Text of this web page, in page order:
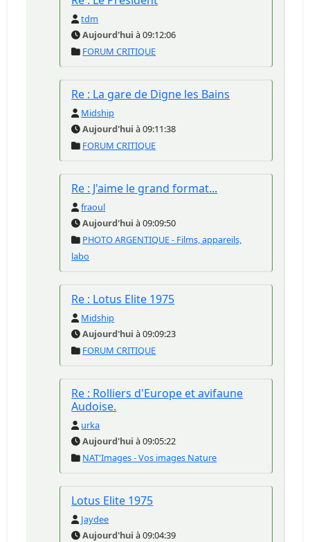
tdm
Aujourd'hui à 09:12:06
FORUM CRITIQUE
Re : La gare de Digne les Bains
Midship
Aujourd'hui à 09:11:38
FORUM CRITIQUE
Re : J'aime le grand format...
fraoul
Aujourd'hui à 09:09:50
PHOTO ARGENTIQUE - Films, appareils,
labo
Re : Lotus Elite 1975
Midship
Aujourd'hui à 09:09:23
FORUM CRITIQUE
Re : Rolliers d'Europe et avifaune
Audoise.
urka
Aujourd'hui à 09:05:22
NAT'Images - Vos images Nature
Lotus Elite 1975
Jaydee
Aujourd'hui à 09:04:39